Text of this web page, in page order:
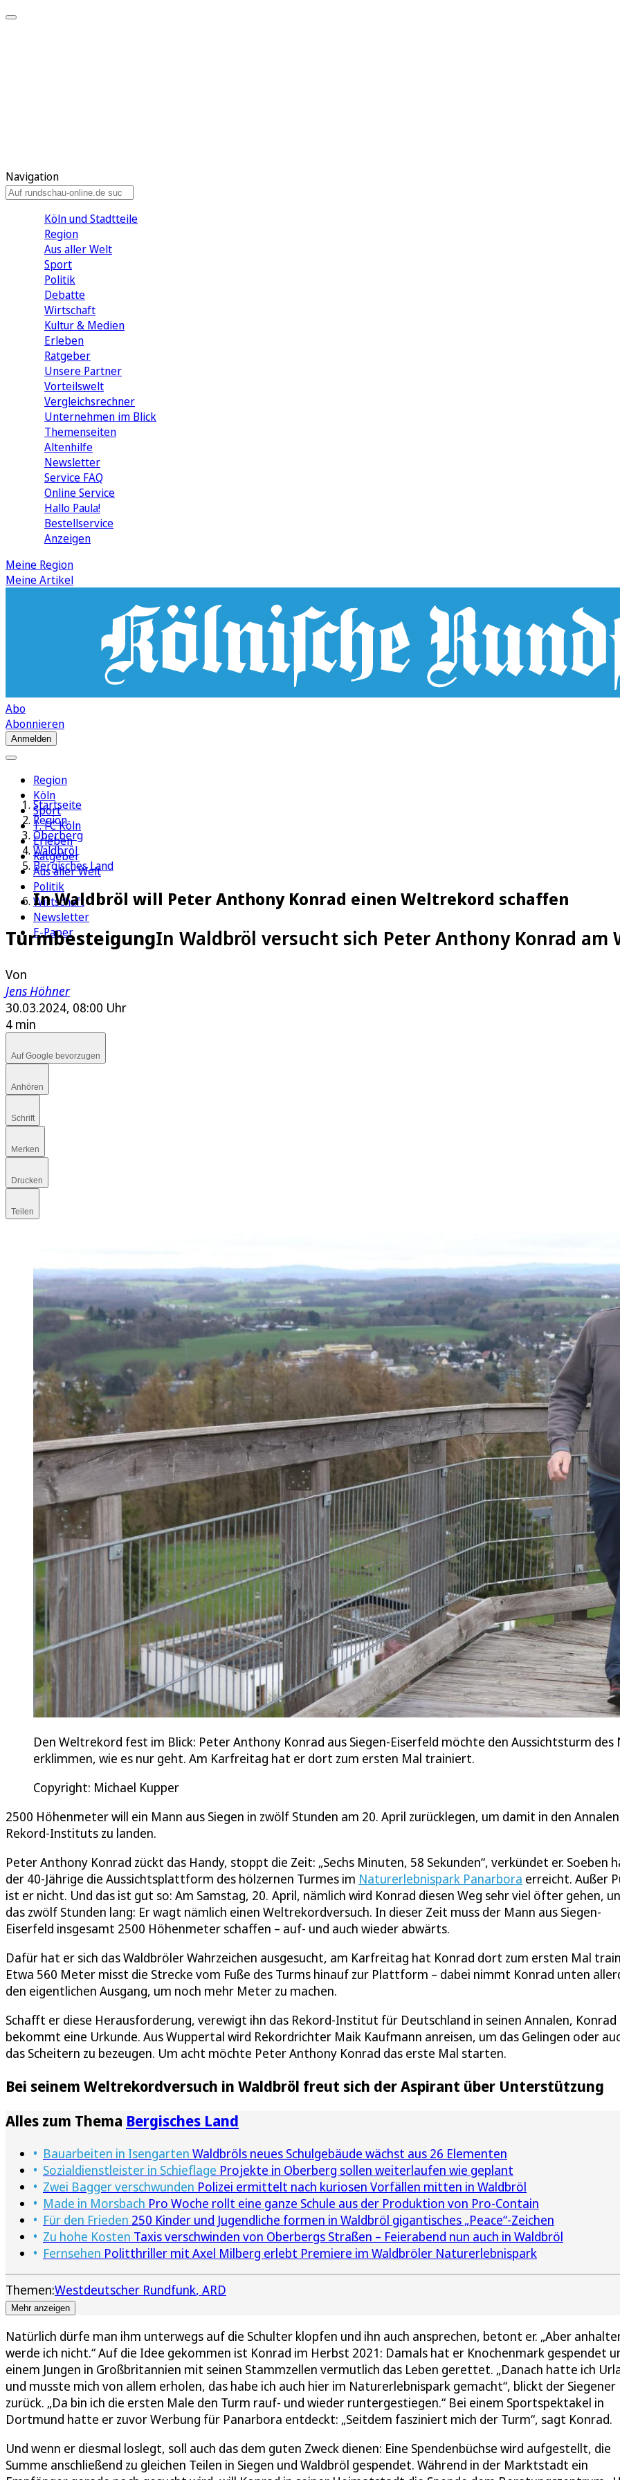
Navigation
Köln und Stadtteile
Region
Aus aller Welt
Sport
Politik
Debatte
Wirtschaft
Kultur & Medien
Erleben
Ratgeber
Unsere Partner
Vorteilswelt
Vergleichsrechner
Unternehmen im Blick
Themenseiten
Altenhilfe
Newsletter
Service FAQ
Online Service
Hallo Paula!
Bestellservice
Anzeigen
Meine Region
Meine Artikel
Abo
Abonnieren
Anmelden
Region
Köln
Sport
1. FC Köln
Erleben
Ratgeber
Aus aller Welt
Politik
Wirtschaft
Newsletter
E-Paper
Startseite
Region
Oberberg
Waldbröl
Bergisches Land
In Waldbröl will Peter Anthony Konrad einen Weltrekord schaffen
TurmbesteigungIn Waldbröl versucht sich Peter Anthony Konrad am
Von
Jens Höhner
30.03.2024, 08:00 Uhr
4 min
Auf Google bevorzugen
Anhören
Schrift
Merken
Drucken
Teilen
Den Weltrekord fest im Blick: Peter Anthony Konrad aus Siegen-Eiserfeld möchte den Aussichtsturm
erklimmen, wie es nur geht. Am Karfreitag hat er dort zum ersten Mal trainiert.
Copyright: Michael Kupper
2500 Höhenmeter will ein Mann aus Siegen in zwölf Stunden am 20. April zurücklegen, um damit in den
Rekord-Instituts zu landen.
Peter Anthony Konrad zückt das Handy, stoppt die Zeit: „Sechs Minuten, 58 Sekunden“, verkündet er. Soeben
der 40-Jährige die Aussichtsplattform des hölzernen Turmes im Naturerlebnispark Panarbora erreicht. Außer
ist er nicht. Und das ist gut so: Am Samstag, 20. April, nämlich wird Konrad diesen Weg sehr viel öfter gehen,
das zwölf Stunden lang: Er wagt nämlich einen Weltrekordversuch. In dieser Zeit muss der Mann aus Siegen-
Eiserfeld insgesamt 2500 Höhenmeter schaffen – auf- und auch wieder abwärts.
Dafür hat er sich das Waldbröler Wahrzeichen ausgesucht, am Karfreitag hat Konrad dort zum ersten Mal
Etwa 560 Meter misst die Strecke vom Fuße des Turms hinauf zur Plattform – dabei nimmt Konrad unten
den eigentlichen Ausgang, um noch mehr Meter zu machen.
Schafft er diese Herausforderung, verewigt ihn das Rekord-Institut für Deutschland in seinen Annalen, Konrad
bekommt eine Urkunde. Aus Wuppertal wird Rekordrichter Maik Kaufmann anreisen, um das Gelingen oder
das Scheitern zu bezeugen. Um acht möchte Peter Anthony Konrad das erste Mal starten.
Bei seinem Weltrekordversuch in Waldbröl freut sich der Aspirant über Unterstützung
Alles zum Thema Bergisches Land
Bauarbeiten in Isengarten Waldbröls neues Schulgebäude wächst aus 26 Elementen
Sozialdienstleister in Schieflage Projekte in Oberberg sollen weiterlaufen wie geplant
Zwei Bagger verschwunden Polizei ermittelt nach kuriosen Vorfällen mitten in Waldbröl
Made in Morsbach Pro Woche rollt eine ganze Schule aus der Produktion von Pro-Contain
Für den Frieden 250 Kinder und Jugendliche formen in Waldbröl gigantisches „Peace“-Zeichen
Zu hohe Kosten Taxis verschwinden von Oberbergs Straßen – Feierabend nun auch in Waldbröl
Fernsehen Politthriller mit Axel Milberg erlebt Premiere im Waldbröler Naturerlebnispark
Themen:Westdeutscher Rundfunk ARD
Mehr anzeigen
Natürlich dürfe man ihm unterwegs auf die Schulter klopfen und ihn auch ansprechen, betont er. „Aber
werde ich nicht.“ Auf die Idee gekommen ist Konrad im Herbst 2021: Damals hat er Knochenmark gespendet
einem Jungen in Großbritannien mit seinen Stammzellen vermutlich das Leben gerettet. „Danach hatte ich
und musste mich von allem erholen, das habe ich auch hier im Naturerlebnispark gemacht“, blickt der Siegener
zurück. „Da bin ich die ersten Male den Turm rauf- und wieder runtergestiegen.“ Bei einem Sportspektakel in
Dortmund hatte er zuvor Werbung für Panarbora entdeckt: „Seitdem fasziniert mich der Turm“, sagt Konrad.
Und wenn er diesmal loslegt, soll auch das dem guten Zweck dienen: Eine Spendenbüchse wird aufgestellt, die
Summe anschließend zu gleichen Teilen in Siegen und Waldbröl gespendet. Während in der Marktstadt ein